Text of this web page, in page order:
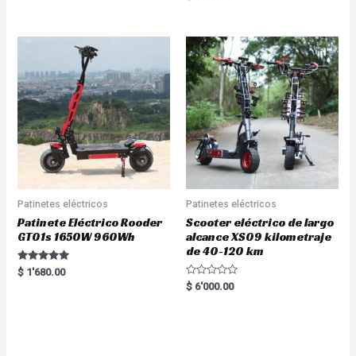
5.00
Patinetes eléctricos
Patinete Eléctrico Rooder
GT01s 1650W 960Wh
Rated
5.00
$ 1'680.00
Patinetes eléctricos
Scooter eléctrico de largo
alcance XS09 kilometraje
de 40-120 km
R
a
$ 6'000.00